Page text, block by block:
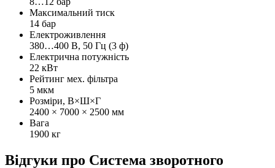
Максимальний тиск
14 бар
Електроживлення
380…400 В, 50 Гц (3 ф)
Електрична потужність
22 кВт
Рейтинг мех. фільтра
5 мкм
Розміри, В×Ш×Г
2400 × 7000 × 2500 мм
Вага
1900 кг
Відгуки про Система зворотного